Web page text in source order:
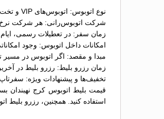
نوع اتوبوس: اتوبوس‌های VIP و تخت‌شو به دلیل امکانات بیشتر، معمولاً قیمت بالاتری نسبت به اتوبوس‌های معمولی دارند؛
شرکت اتوبوس‌رانی: هر شرکت
زمان سفر: در تعطیلات رسمی،
امکانات داخل اتوبوس: وجود
مبدا و مقصد: اگر اتوبوس در
زمان رزرو بلیط: رزرو بلیط در
تخفیف‌ها و پیشنهادات ویژه:
قیمت بلیط اتوبوس کرج نهبندان
استفاده کنید. همچنین، رزرو بلیط